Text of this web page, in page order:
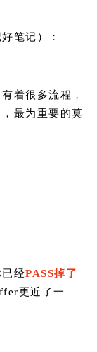
笔记）：
着很多流程，
最为重要的莫
经PASS掉了
更近了一